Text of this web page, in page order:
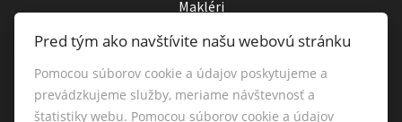
Makléri
Napíšte nám
Kontakt
Pred tým ako navštívite našu webovú stránku
Pomocou súborov cookie a údajov poskytujeme a
prevádzkujeme služby, meriame návštevnosť a
štatistiky webu. Pomocou súborov cookie a údajov